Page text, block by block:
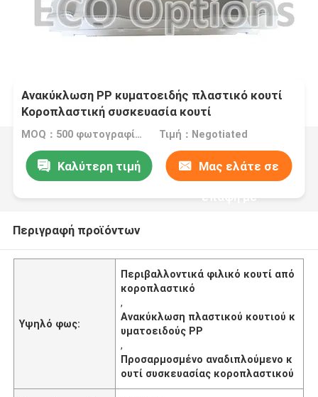
Ανακύκλωση PP κυματοειδής πλαστικό κουτί
Κοροπλαστική συσκευασία κουτί
εξατομικευμένο αναδιπλούμενο ECO
MOQ：500 φωτογραφίες Τιμή：Negotiated
Καλύτερη τιμή Μας ελάτε σε
επαφή με
Περιγραφή προϊόντων
Υψηλό φως:
Περιβαλλοντικά φιλικό κουτί από
κοροπλαστικό
,
Ανακύκλωση πλαστικού κουτιού κ
υματοειδούς PP
,
Προσαρμοσμένο αναδιπλούμενο κ
ουτί συσκευασίας κοροπλαστικού